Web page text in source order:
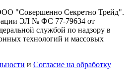
"Совершенно Секретно Трейд".
ЭЛ № ФС 77-79634 от
службой по надзору в
технологий и массовых
и Согласие на обработку